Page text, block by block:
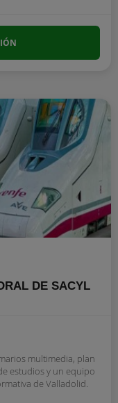
DE SACYL
multimedia, plan
estudios y un equipo
de Valladolid.